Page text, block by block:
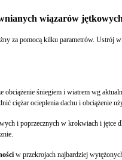
wiązarów
za pomocą kilku parametrów. Ustrój
obciążenie śniegiem i wiatrem wg
ciężar ocieplenia dachu i obciążenie
i poprzecznych w krokwiach i jętce
w przekrojach najbardziej